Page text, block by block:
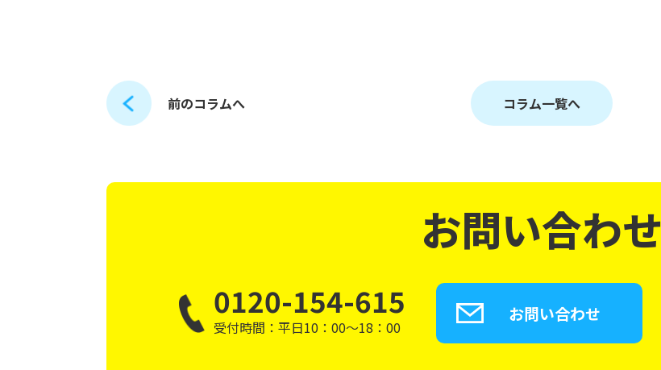
前のコラムへ コラム一覧へ
お問い合わせ
0120-154-615
受付時間：平日10：00～18：00
お問い合わせ